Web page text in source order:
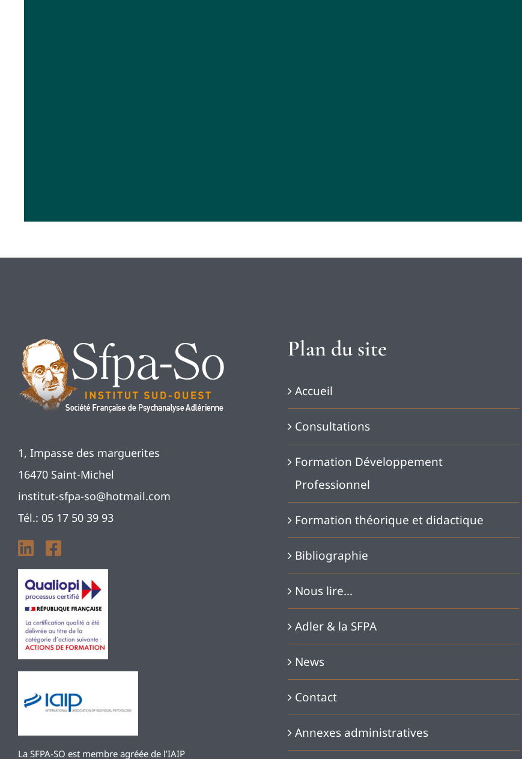
1, Impasse des marguerites
16470 Saint-Michel
institut-sfpa-so@hotmail.com
Tél.: 05 17 50 39 93
La SFPA-SO est membre agréée de l’IAIP
Plan du site
Accueil
Consultations
Formation Développement
Professionnel
Formation théorique et didactique
Bibliographie
Nous lire…
Adler & la SFPA
News
Contact
Annexes administratives